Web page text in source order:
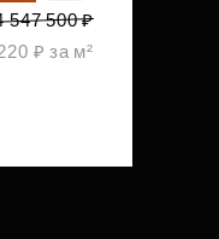
547 500 ₽
₽ за м²